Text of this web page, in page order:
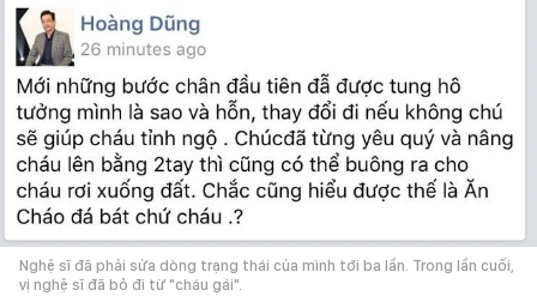
Nghệ sĩ đã phải sửa dòng trạng thái của mình tới ba lần. Trong lần cuối,
vị nghệ sĩ đã bỏ đi từ "cháu gái".